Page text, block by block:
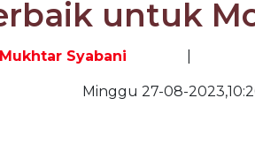
untuk
Mukhtar Syabani
Minggu 27-08-